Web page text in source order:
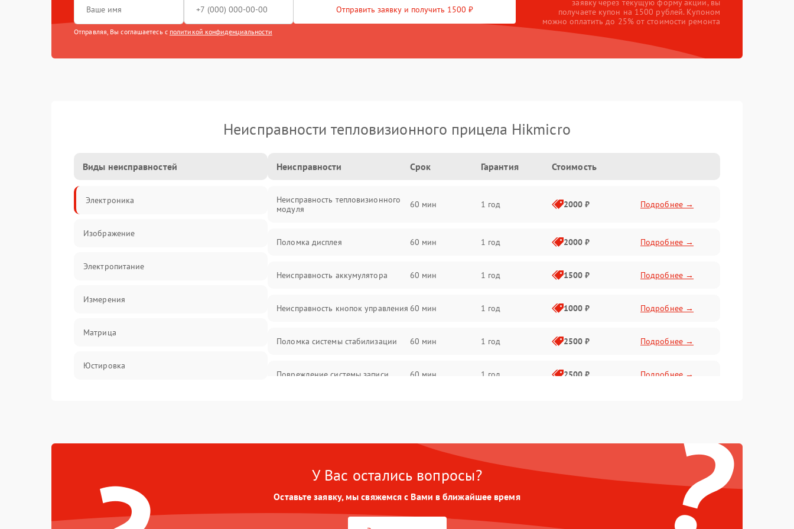
Отправить заявку и получить 1500 ₽
Отправляя, Вы соглашаетесь с политикой конфиденциальности
заявку через текущую форму акции, вы
получаете купон на 1500 рублей. Купоном
можно оплатить до 25% от стоимости ремонта
Неисправности тепловизионного прицела Hikmicro
Виды неисправностей
Электроника
Изображение
Электропитание
Измерения
Матрица
Юстировка
Неисправности Срок Гарантия Стоимость
Неисправность тепловизионного
модуля
60 мин 1 год 2000 ₽ Подробнее →
Поломка дисплея 60 мин 1 год 2000 ₽ Подробнее →
Неисправность аккумулятора 60 мин 1 год 1500 ₽ Подробнее →
Неисправность кнопок управления 60 мин 1 год 1000 ₽ Подробнее →
Поломка системы стабилизации 60 мин 1 год 2500 ₽ Подробнее →
Повреждение системы записи 60 мин 1 год 2500 ₽ Подробнее →
Повреждение системы защиты от
перегрузок
60 мин 1 год 1500 ₽
Неисправность системы
автоматического отключения
1 год Подробнее →
?
У Вас остались вопросы?
Оставьте заявку, мы свяжемся с Вами в ближайшее время